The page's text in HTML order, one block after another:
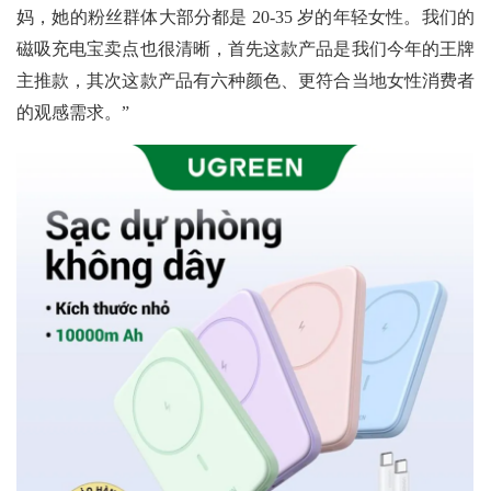
妈，她的粉丝群体大部分都是 20-35 岁的年轻女性。我们的
磁吸充电宝卖点也很清晰，首先这款产品是我们今年的王牌
主推款，其次这款产品有六种颜色、更符合当地女性消费者
的观感需求。”